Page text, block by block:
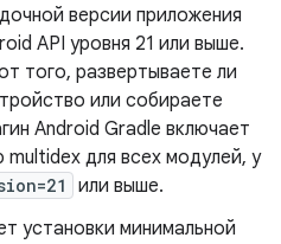
версии приложения
API уровня 21 или выше.
того, развертываете ли
или собираете
Android Gradle включает
для всех модулей, у
или выше.
установки минимальной